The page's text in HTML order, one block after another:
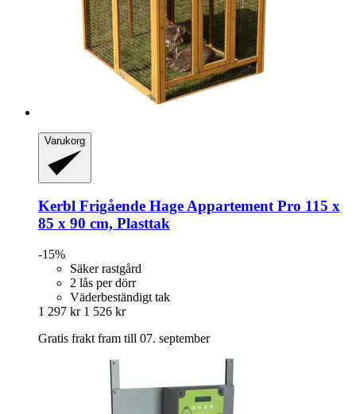
Varukorg
Kerbl Frigående Hage Appartement Pro 115 x
85 x 90 cm, Plasttak
-15%
Säker rastgård
2 lås per dörr
Väderbeständigt tak
1 297 kr 1 526 kr
Gratis frakt fram till 07. september